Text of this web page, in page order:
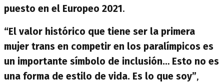
puesto en el Europeo 2021.
“El valor histórico que tiene ser la primera
mujer trans en competir en los paralímpicos es
un importante símbolo de inclusión… Esto no es
una forma de estilo de vida. Es lo que soy”,